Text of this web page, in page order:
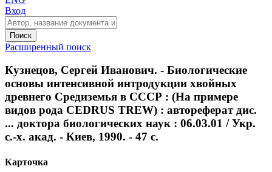
Вход
Поиск
Расширенный поиск
Кузнецов, Сергей Иванович. - Биологические
основы интенсивной интродукции хвойных
древнего Средиземья в СССР : (На примере
видов рода CEDRUS TREW) : автореферат дис.
... доктора биологических наук : 06.03.01 / Укр.
с.-х. акад. - Киев, 1990. - 47 с.
Карточка